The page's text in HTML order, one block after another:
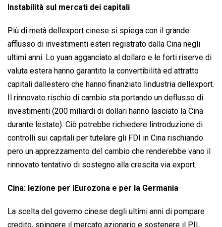
Instabilità sul mercati dei capitali
Più di metà dellexport cinese si spiega con il grande
afflusso di investimenti esteri registrato dalla Cina negli
ultimi anni. Lo yuan agganciato al dollaro e le forti riserve di
valuta estera hanno garantito la convertibilità ed attratto
capitali dallestero che hanno finanziato lindustria dellexport.
Il rinnovato rischio di cambio sta portando un deflusso di
investimenti (200 miliardi di dollari hanno lasciato la Cina
durante lestate). Ciò potrebbe richiedere lintroduzione di
controlli sui capitali per tutelare gli FDI in Cina rischiando
pero un apprezzamento del cambio che renderebbe vano il
rinnovato tentativo di sostegno alla crescita via export.
Cina: lezione per lEurozona e per la Germania
La scelta del governo cinese degli ultimi anni di pompare
credito, spingere il mercato azionario e sostenere il PIL